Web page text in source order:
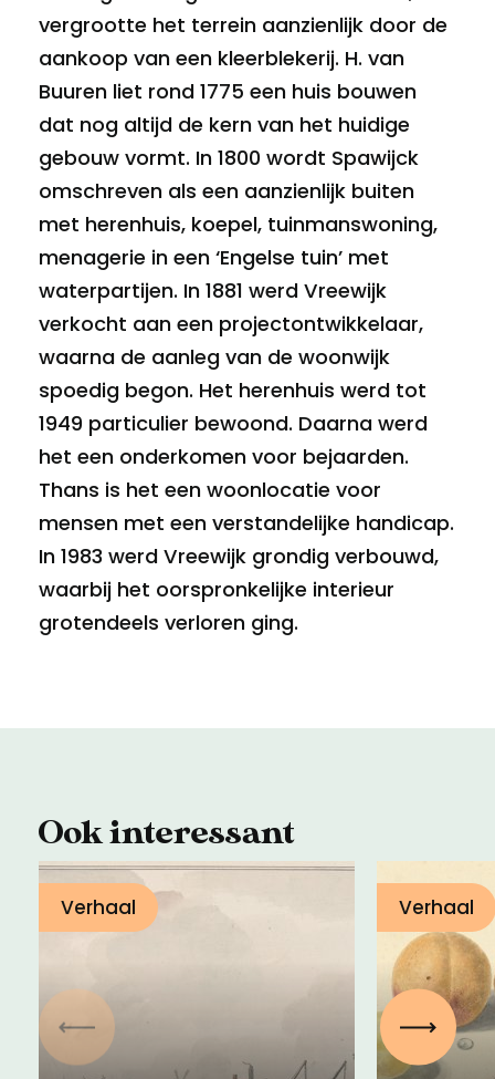
vergrootte het terrein aanzienlijk door de
aankoop van een kleerblekerij. H. van
Buuren liet rond 1775 een huis bouwen
dat nog altijd de kern van het huidige
gebouw vormt. In 1800 wordt Spawijck
omschreven als een aanzienlijk buiten
met herenhuis, koepel, tuinmanswoning,
menagerie in een ‘Engelse tuin’ met
waterpartijen. In 1881 werd Vreewijk
verkocht aan een projectontwikkelaar,
waarna de aanleg van de woonwijk
spoedig begon. Het herenhuis werd tot
1949 particulier bewoond. Daarna werd
het een onderkomen voor bejaarden.
Thans is het een woonlocatie voor
mensen met een verstandelijke handicap.
In 1983 werd Vreewijk grondig verbouwd,
waarbij het oorspronkelijke interieur
grotendeels verloren ging.
Ook interessant
Trekschuiten over
Verhaal
De
Verhaal
Vorige